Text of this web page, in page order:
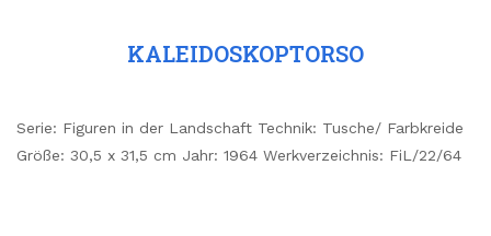
KALEIDOSKOPTORSO
Serie: Figuren in der Landschaft Technik: Tusche/ Farbkreide
Größe: 30,5 x 31,5 cm Jahr: 1964 Werkverzeichnis: FiL/22/64